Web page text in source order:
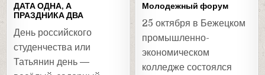
ДАТА ОДНА, А
ПРАЗДНИКА ДВА
День российского
студенчества или
Татьянин день ―
Молодежный форум
25 октября в Бежецком
промышленно-
экономическом
колледже состоялся